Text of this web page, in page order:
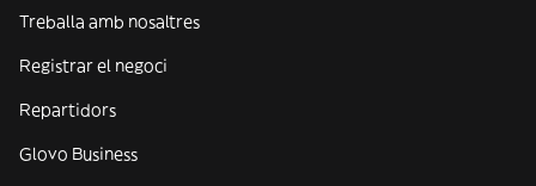
Treballa amb nosaltres
Registrar el negoci
Repartidors
Glovo Business